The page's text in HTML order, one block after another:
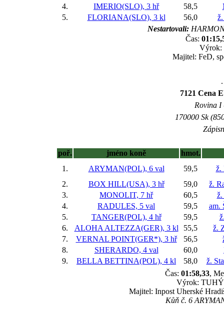
4.
IMERIO(SLO), 3 hř 58,5
5.
FLORIANA(SLO), 3 kl 56,0
Nestartovali:
Čas:
Výrok:
Majitel: FeD,
7121 Cena
Rovina I
170000 Sk
poř. jméno koně
hmot.
1.
ARYMAN(POL), 6 val 59,5
ž.
2.
BOX HILL(USA), 3 hř 59,0
ž.
3.
MONOLIT, 7 hř 60,5
ž.
4.
RADULES, 5 val 59,5
am.
5.
TANGER(POL), 4 hř 59,5
6.
ALOHA ALTEZZA(GER), 3 kl 55,5
ž.
7.
VERNAL POINT(GER*), 3 hř 56,5
8.
SHERARDO, 4 val 60,0
9.
BELLA BETTINA(POL), 4 kl 58,0
ž.
Čas: 01:58,33,
Výrok: TUHÝ
Majitel: Inpost Uherské
Kůň č. 6